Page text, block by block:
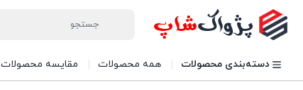
دسته‌بندی محصولات همه محصولات مقایسه محصولات